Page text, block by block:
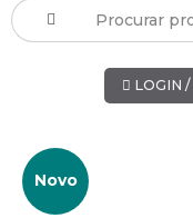
LOGIN
Novo